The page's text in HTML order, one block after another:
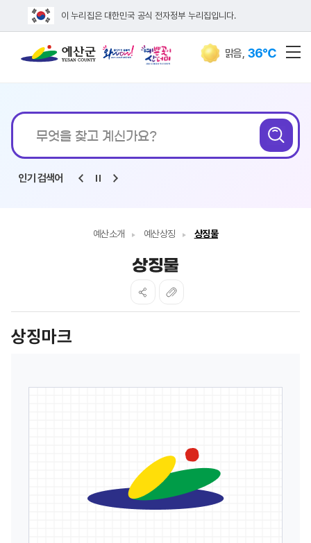
이 누리집은 대한민국 공식 전자정부 누리집입니다.
맑음, 36℃
통합검색
찾고
계신가요?
검
인기 검색어
예산소개 예산상징 상징물
상징물
상징마크